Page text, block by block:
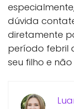
dúvida
diretamente
período febril
seu filho e